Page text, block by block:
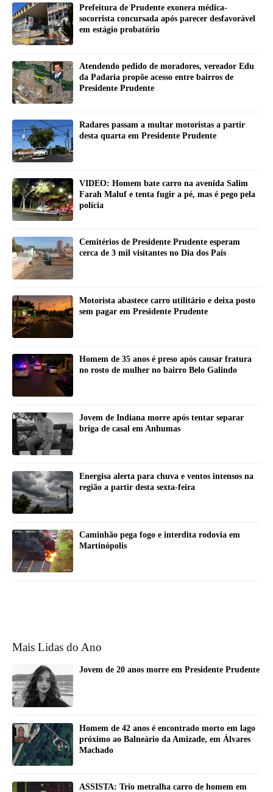
Prefeitura de Prudente exonera médica-
socorrista concursada após parecer desfavorável
em estágio probatório
Atendendo pedido de moradores, vereador Edu
da Padaria propõe acesso entre bairros de
Presidente Prudente
Radares passam a multar motoristas a partir
desta quarta em Presidente Prudente
VIDEO: Homem bate carro na avenida Salim
Farah Maluf e tenta fugir a pé, mas é pego pela
polícia
Cemitérios de Presidente Prudente esperam
cerca de 3 mil visitantes no Dia dos Pais
Motorista abastece carro utilitário e deixa posto
sem pagar em Presidente Prudente
Homem de 35 anos é preso após causar fratura
no rosto de mulher no bairro Belo Galindo
Jovem de Indiana morre após tentar separar
briga de casal em Anhumas
Energisa alerta para chuva e ventos intensos na
região a partir desta sexta-feira
Caminhão pega fogo e interdita rodovia em
Martinópolis
Mais Lidas do Ano
Jovem de 20 anos morre em Presidente Prudente
Homem de 42 anos é encontrado morto em lago
próximo ao Balneário da Amizade, em Álvares
Machado
ASSISTA: Trio metralha carro de homem em